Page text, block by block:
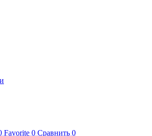
Favorite 0 Сравнить 0